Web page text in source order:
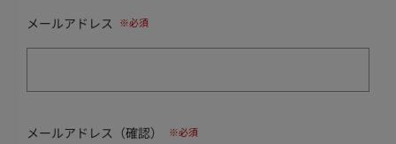
メールアドレス
メールアドレス（確認）